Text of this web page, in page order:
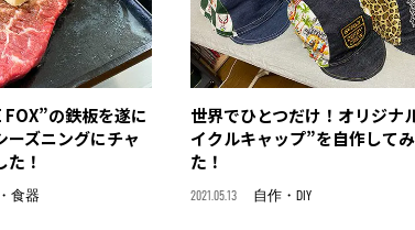
の鉄板を遂に
ーズニングにチャ
！
食器
世界でひとつだけ！オリジナ
イクルキャップ”を自作して
た！
2021.05.13 自作・DIY